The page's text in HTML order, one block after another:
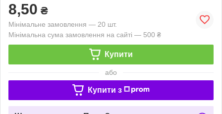
8,50 ₴
Мінімальне замовлення — 20 шт.
Мінімальна сума замовлення на сайті — 500 ₴
Купити
або
Купити з